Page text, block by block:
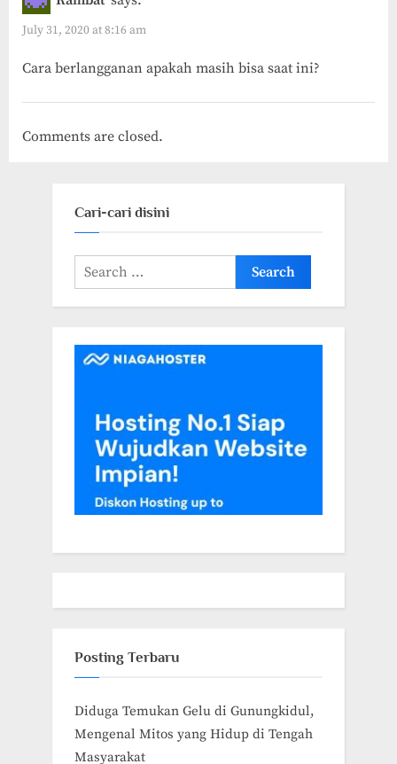
July 31, 2020 at 8:16 am
Cara berlangganan apakah masih bisa saat ini?
Comments are closed.
Cari-cari disini
Search
for:
Posting Terbaru
Diduga Temukan Gelu di Gunungkidul,
Mengenal Mitos yang Hidup di Tengah
Masyarakat